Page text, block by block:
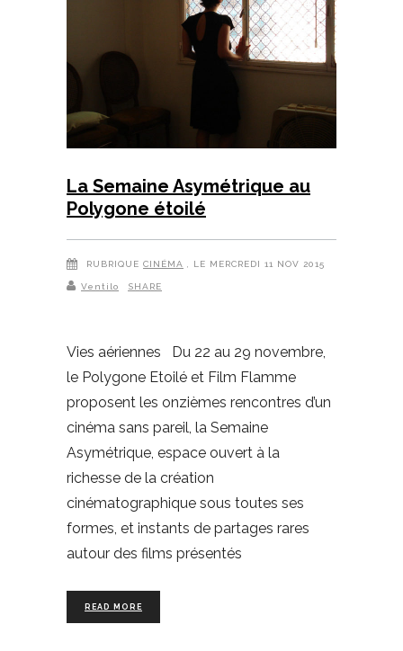
La Semaine Asymétrique au
Polygone étoilé
RUBRIQUE CINÉMA , LE MERCREDI 11 NOV 2015
Ventilo SHARE
Vies aériennes Du 22 au 29 novembre,
le Polygone Etoilé et Film Flamme
proposent les onzièmes rencontres d’un
cinéma sans pareil, la Semaine
Asymétrique, espace ouvert à la
richesse de la création
cinématographique sous toutes ses
formes, et instants de partages rares
autour des films présentés
READ MORE